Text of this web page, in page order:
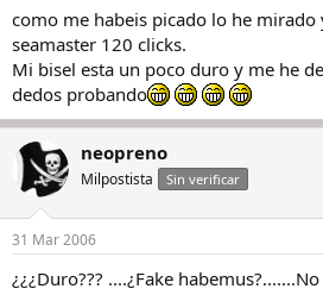
como me habeis picado lo he mirado
seamaster 120 clicks.
Mi bisel esta un poco duro y me he
dedos probando
neopreno
Milpostista Sin verificar
31 Mar 2006
¿¿¿Duro??? ....¿Fake